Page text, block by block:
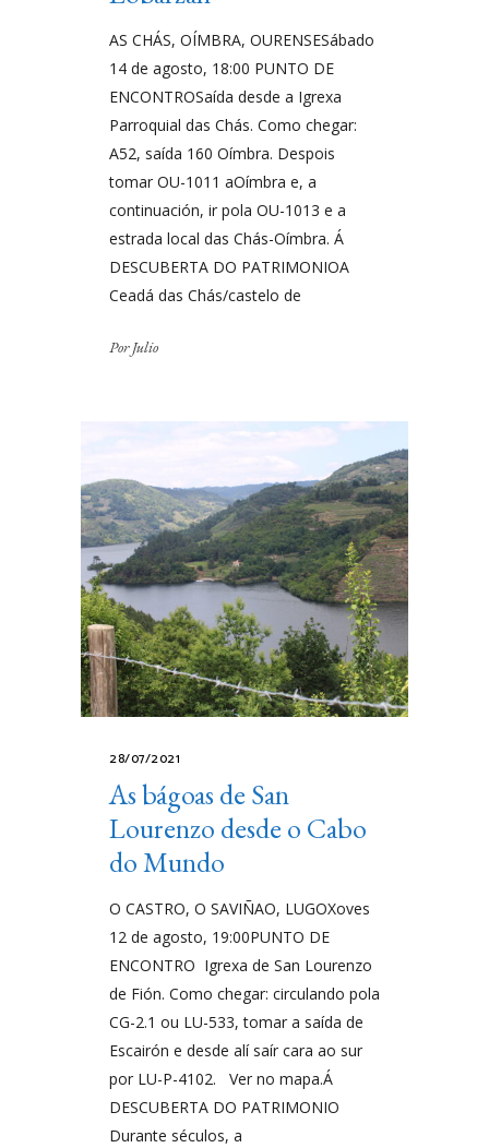
AS CHÁS, OÍMBRA, OURENSESábado
14 de agosto, 18:00 PUNTO DE
ENCONTROSaída desde a Igrexa
Parroquial das Chás. Como chegar:
A52, saída 160 Oímbra. Despois
tomar OU-1011 aOímbra e, a
continuación, ir pola OU-1013 e a
estrada local das Chás-Oímbra. Á
DESCUBERTA DO PATRIMONIOA
Ceadá das Chás/castelo de
Por Julio
28/07/2021
As bágoas de San
Lourenzo desde o Cabo
do Mundo
O CASTRO, O SAVIÑAO, LUGOXoves
12 de agosto, 19:00PUNTO DE
ENCONTRO Igrexa de San Lourenzo
de Fión. Como chegar: circulando pola
CG-2.1 ou LU-533, tomar a saída de
Escairón e desde alí saír cara ao sur
por LU-P-4102. Ver no mapa.Á
DESCUBERTA DO PATRIMONIO
Durante séculos, a